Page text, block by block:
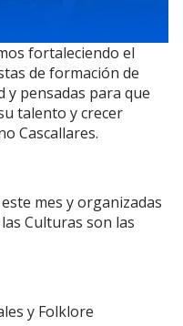
fortaleciendo el
de formación de
y pensadas para que
talento y crecer
Cascallares.
mes y organizadas
Culturas son las
y Folklore